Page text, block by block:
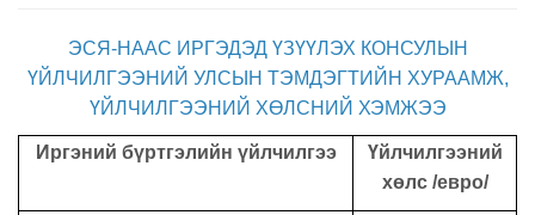
ЭСЯ-НААС ИРГЭДЭД ҮЗҮҮЛЭХ КОНСУЛЫН
ҮЙЛЧИЛГЭЭНИЙ УЛСЫН ТЭМДЭГТИЙН ХУРААМЖ,
ҮЙЛЧИЛГЭЭНИЙ ХӨЛСНИЙ ХЭМЖЭЭ
Иргэний бүртгэлийн үйлчилгээ
Үйлчилгээний
хөлс /евро/